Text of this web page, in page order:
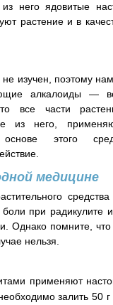
него ядовитые
растение и в
изучен, поэтому
алкалоиды —
все части
из него,
этого
медицине
при радикулите
Однако помните,
нельзя.
применяют
залить 50 г